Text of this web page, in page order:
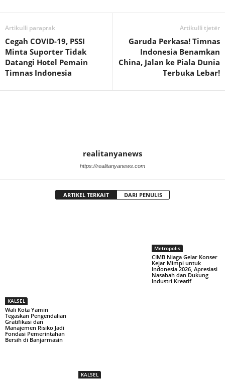
Artikulli paraprak
Cegah COVID-19, PSSI
Minta Suporter Tidak
Datangi Hotel Pemain
Timnas Indonesia
Artikulli tjetër
Garuda Perkasa! Timnas
Indonesia Benamkan
China, Jalan ke Piala Dunia
Terbuka Lebar!
realitanyanews
https://realitanyanews.com
ARTIKEL TERKAIT DARI PENULIS
KALSEL
Wali Kota Yamin
Tegaskan Pengendalian
Gratifikasi dan
Manajemen Risiko Jadi
Fondasi Pemerintahan
Bersih di Banjarmasin
KALSEL
Metropolis
CIMB Niaga Gelar Konser
Kejar Mimpi untuk
Indonesia 2026, Apresiasi
Nasabah dan Dukung
Industri Kreatif